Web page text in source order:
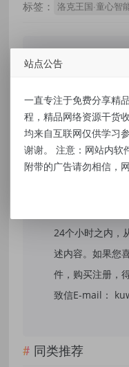
标签： 洛克王国·童心智
本站提供的资源
站无关，所有内
和研究目的。不
法用途，否则，
保证内容的长
之而来的风险
24个小时之内，
述内容。如果您
件，购买注册，
致信E-mail：
同类推荐
站点公告
一直专注于免费分享精
程，精品网络资源干货
均来自互联网仅供学习
谢谢。 注意：网站内软
附带的广告请勿相信，